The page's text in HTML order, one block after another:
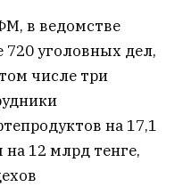
в ведомстве
720 уголовных дел,
числе три
на 17,1
12 млрд тенге,